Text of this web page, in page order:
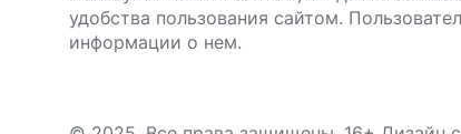
удобства пользования сайтом.
информации о нем.